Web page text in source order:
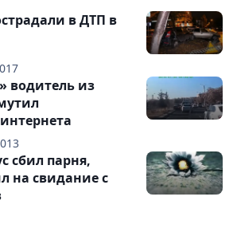
в ДТП в
водитель из
сбил парня,
на свидание с